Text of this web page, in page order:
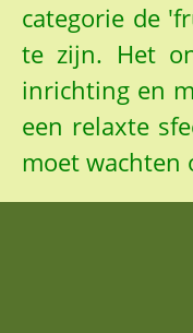
categorie de
te zijn. Het
inrichting en
een relaxte
moet wachten